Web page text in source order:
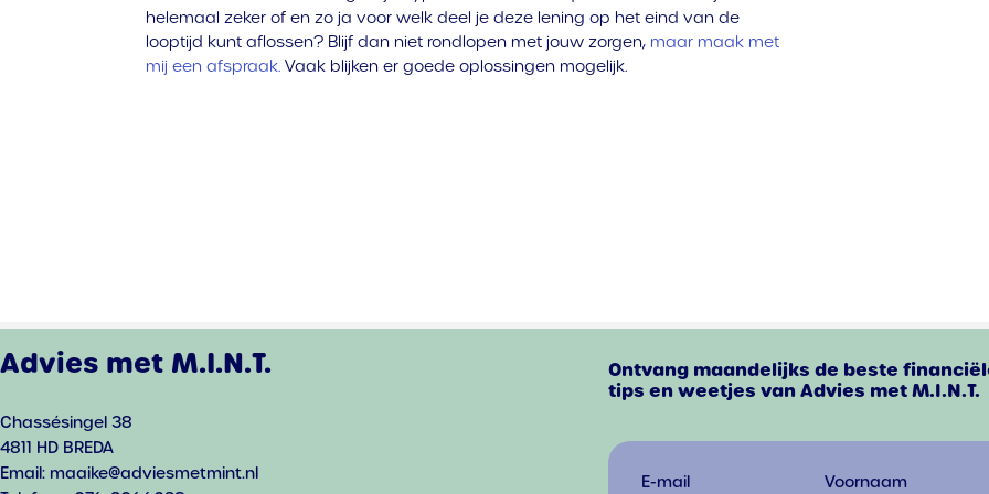
helemaal zeker of en zo ja voor welk deel je deze lening op het eind van de
looptijd kunt aflossen? Blijf dan niet rondlopen met jouw zorgen, maar maak met
mij een afspraak. Vaak blijken er goede oplossingen mogelijk.
Advies met M.I.N.T.
Chassésingel 38
4811 HD BREDA
Email: maaike@adviesmetmint.nl
Ontvang maandelijks de beste
tips en weetjes van Advies met M.I.N.T.
E-mail Voornaam